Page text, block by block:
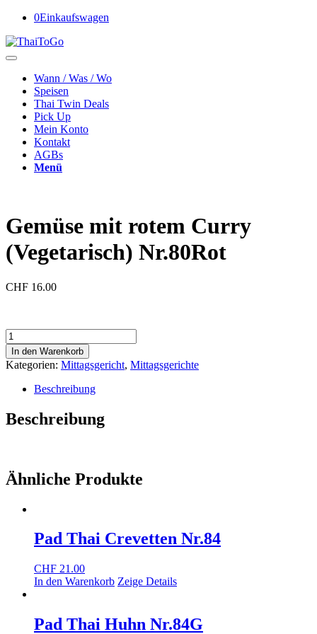
0Einkaufswagen
Wann / Was / Wo
Speisen
Thai Twin Deals
Pick Up
Mein Konto
Kontakt
AGBs
Menü
Gemüse mit rotem Curry
(Vegetarisch) Nr.80Rot
CHF 16.00
Gemüse
mit
rotem
Curry
(Vegetarisch)
Nr.80Rot
Menge
In den Warenkorb
Kategorien: Mittagsgericht, Mittagsgerichte
Beschreibung
Beschreibung
Ähnliche Produkte
Pad Thai Crevetten Nr.84
CHF 21.00
In den Warenkorb Zeige Details
Pad Thai Huhn Nr.84G